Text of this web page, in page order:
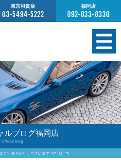
東京用賀店
03-5494-5222
福岡店
092-833-8330
在庫情報
ーダー販売
サービス
について
ルブログ福岡店
Official blog
グ ありがとうございますヾ(*´∪｀*)